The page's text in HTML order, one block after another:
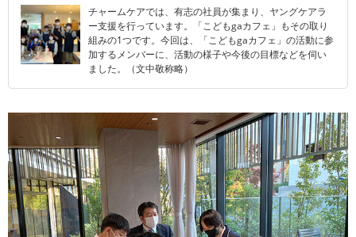
チャームケアでは、有志の社員が集まり、ヤングケアラ
ー支援を行っています。「こどもgaカフェ」もその取り
組みの1つです。今回は、「こどもgaカフェ」の活動に参
加するメンバーに、活動の様子や今後の目標などを伺い
ました。（文中敬称略）